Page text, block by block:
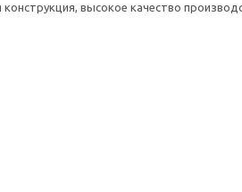
высокое качество